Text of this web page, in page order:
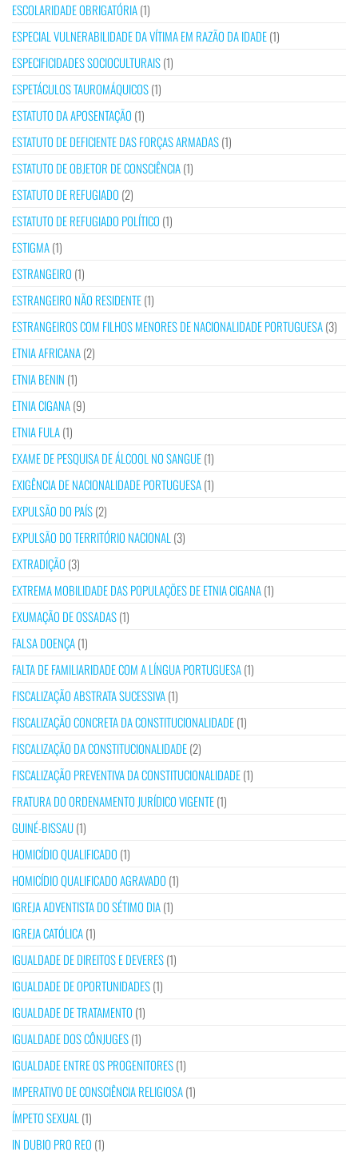
ESCOLARIDADE OBRIGATÓRIA(1)
ESPECIAL VULNERABILIDADE DA VÍTIMA EM RAZÃO DA IDADE(1)
ESPECIFICIDADES SOCIOCULTURAIS(1)
ESPETÁCULOS TAUROMÁQUICOS(1)
ESTATUTO DA APOSENTAÇÃO (1)
ESTATUTO DE DEFICIENTE DAS FORÇAS ARMADAS(1)
ESTATUTO DE OBJETOR DE CONSCIÊNCIA(1)
ESTATUTO DE REFUGIADO (2)
ESTATUTO DE REFUGIADO POLÍTICO (1)
ESTIGMA(1)
ESTRANGEIRO (1)
ESTRANGEIRO NÃO RESIDENTE(1)
ESTRANGEIROS COM FILHOS MENORES DE NACIONALIDADE PORTUGUESA(3)
ETNIA AFRICANA(2)
ETNIA BENIN (1)
ETNIA CIGANA(9)
ETNIA FULA(1)
EXAME DE PESQUISA DE ÁLCOOL NO SANGUE(1)
EXIGÊNCIA DE NACIONALIDADE PORTUGUESA(1)
EXPULSÃO DO PAÍS(2)
EXPULSÃO DO TERRITÓRIO NACIONAL (3)
EXTRADIÇÃO (3)
EXTREMA MOBILIDADE DAS POPULAÇÕES DE ETNIA CIGANA(1)
EXUMAÇÃO DE OSSADAS(1)
FALSA DOENÇA(1)
FALTA DE FAMILIARIDADE COM A LÍNGUA PORTUGUESA(1)
FISCALIZAÇÃO ABSTRATA SUCESSIVA(1)
FISCALIZAÇÃO CONCRETA DA CONSTITUCIONALIDADE(1)
FISCALIZAÇÃO DA CONSTITUCIONALIDADE(2)
FISCALIZAÇÃO PREVENTIVA DA CONSTITUCIONALIDADE(1)
FRATURA DO ORDENAMENTO JURÍDICO VIGENTE(1)
GUINÉ-BISSAU(1)
HOMICÍDIO QUALIFICADO (1)
HOMICÍDIO QUALIFICADO AGRAVADO (1)
IGREJA ADVENTISTA DO SÉTIMO DIA(1)
IGREJA CATÓLICA(1)
IGUALDADE DE DIREITOS E DEVERES(1)
IGUALDADE DE OPORTUNIDADES(1)
IGUALDADE DE TRATAMENTO (1)
IGUALDADE DOS CÔNJUGES(1)
IGUALDADE ENTRE OS PROGENITORES(1)
IMPERATIVO DE CONSCIÊNCIA RELIGIOSA(1)
ÍMPETO SEXUAL (1)
IN DUBIO PRO REO (1)